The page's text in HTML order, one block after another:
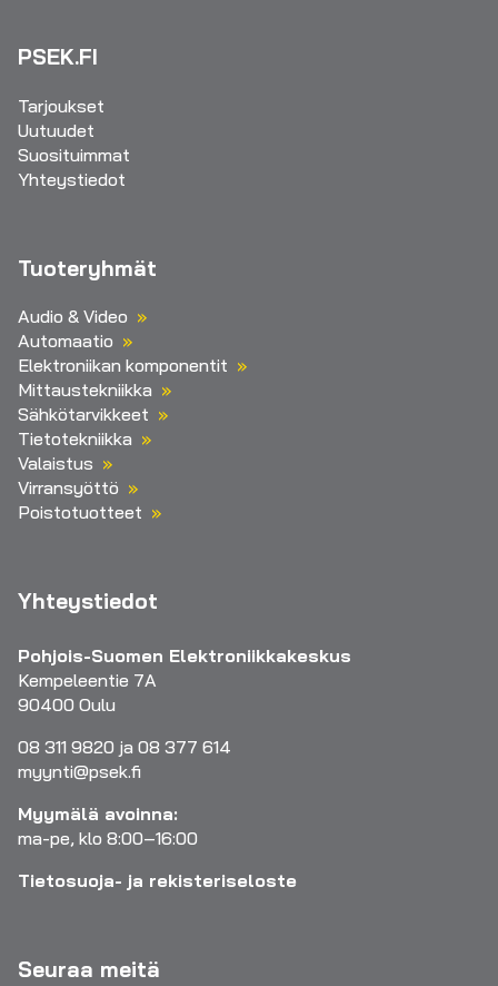
PSEK.FI
Tarjoukset
Uutuudet
Suosituimmat
Yhteystiedot
Tuoteryhmät
Audio & Video
Automaatio
Elektroniikan komponentit
Mittaustekniikka
Sähkötarvikkeet
Tietotekniikka
Valaistus
Virransyöttö
Poistotuotteet
Yhteystiedot
Pohjois-Suomen Elektroniikkakeskus
Kempeleentie 7A
90400 Oulu
08 311 9820 ja 08 377 614
myynti@psek.fi
Myymälä avoinna:
ma-pe, klo 8:00–16:00
Tietosuoja- ja rekisteriseloste
Seuraa meitä